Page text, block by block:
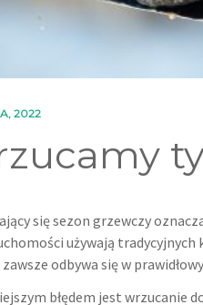
2022
się sezon grzewczy
używają
odbywa się w
błędem jest wrzucanie